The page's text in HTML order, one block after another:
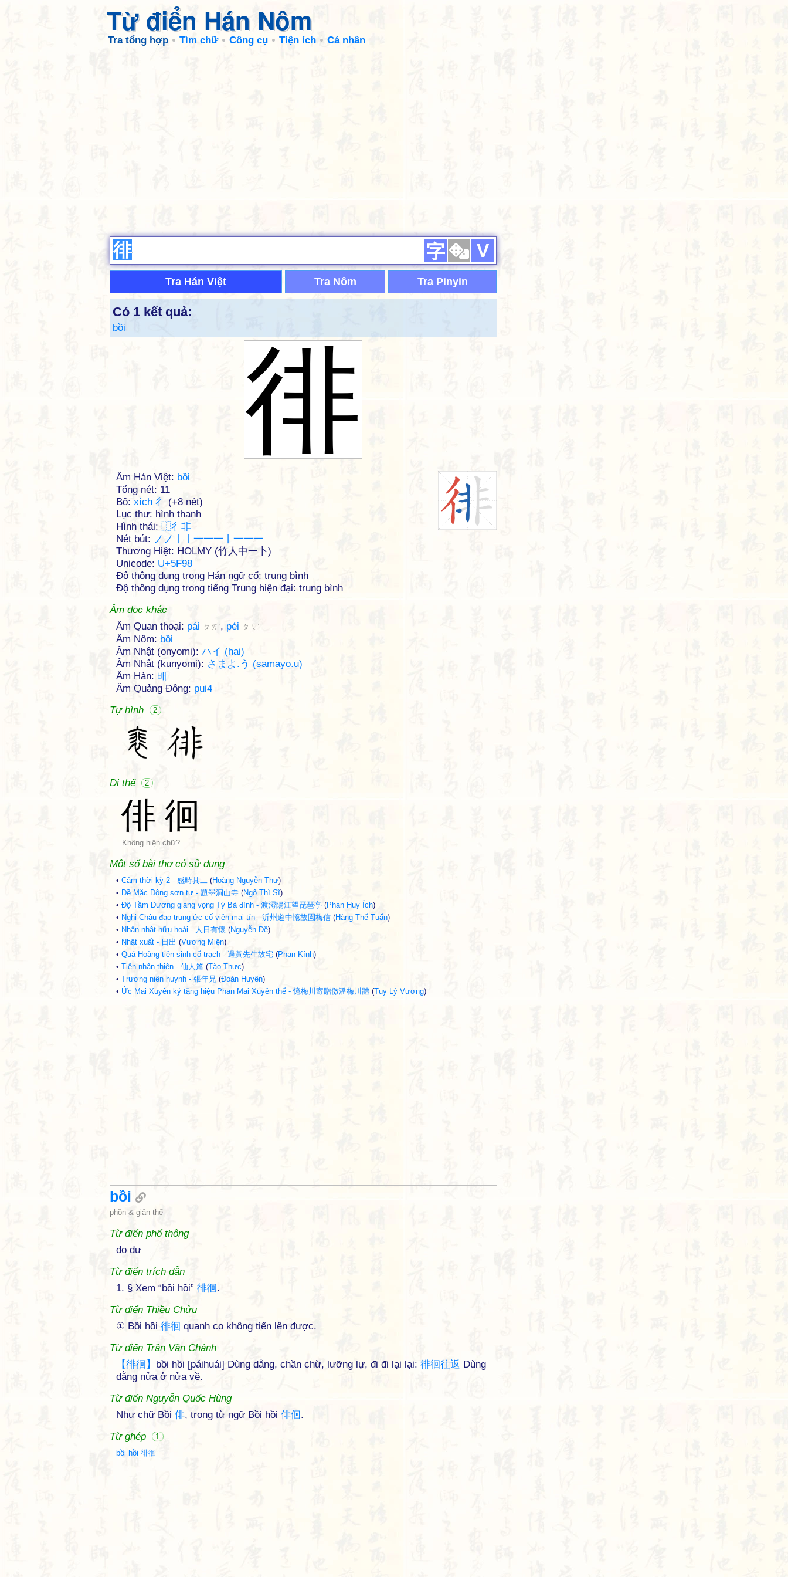
Từ điển Hán Nôm
Tra tổng hợp Tìm chữ Công cụ Tiện ích Cá nhân
字 V
Tra Hán Việt Tra Nôm Tra Pinyin
Có 1 kết quả:
bồi
徘
Âm Hán Việt: bồi
Tổng nét: 11
Bộ: xích 彳
(+8 nét)
Lục thư: hình thanh
Hình thái: ⿰彳 非
Nét bút: ノノ丨丨一一一丨一一一
Thương Hiệt: HOLMY (竹人中一卜)
Unicode: U+5F98
Độ thông dụng trong Hán ngữ cổ: trung bình
Độ thông dụng trong tiếng Trung hiện đại: trung bình
Âm đọc khác
Âm Quan thoại: pái ㄆㄞˊ, péi ㄆㄟˊ
Âm Nôm: bồi
Âm Nhật (onyomi): ハイ (hai)
Âm Nhật (kunyomi): さまよ.う (samayo.u)
Âm Hàn: 배
Âm Quảng Đông: pui4
Tự hình
2
Dị thể 2
俳 徊
Không hiện chữ?
Một số bài thơ có sử dụng
• Cảm thời kỳ 2 - 感時其二 (Hoàng Nguyễn Thự)
• Đề Mặc Động sơn tự - 題墨洞山寺 (Ngô Thì Sĩ)
• Độ Tầm Dương giang vọng Tỳ Bà đình - 渡潯陽江望琵琶亭 (Phan Huy Ích)
• Nghi Châu đạo trung ức cố viên mai tín - 沂州道中憶故園梅信 (Hàng Thế Tuấn)
• Nhân nhật hữu hoài - 人日有懷 (Nguyễn Đề)
• Nhật xuất - 日出 (Vương Miện)
• Quá Hoàng tiên sinh cố trạch - 過黃先生故宅 (Phan Kính)
• Tiên nhân thiên - 仙人篇 (Tào Thực)
• Trương niên huynh - 張年兄 (Đoàn Huyên)
• Ức Mai Xuyên ký tặng hiệu Phan Mai Xuyên thể - 憶梅川寄贈傚潘梅川體 (Tuy Lý Vương)
bồi
phồn & giản thể
Từ điển phổ thông
do dự
Từ điển trích dẫn
1. § Xem “bồi hồi” 徘徊.
Từ điển Thiều Chửu
① Bồi hồi 徘徊 quanh co không tiến lên được.
Từ điển Trần Văn Chánh
【徘徊 】 bồi hồi [páihuái] Dùng dằng, chần chừ, lưỡng lự, đi đi lại lại: 徘徊往返 Dùng
dằng nửa ở nửa về.
Từ điển Nguyễn Quốc Hùng
Như chữ Bồi 俳, trong từ ngữ Bồi hồi 俳佪.
Từ ghép
1
bồi hồi 徘徊